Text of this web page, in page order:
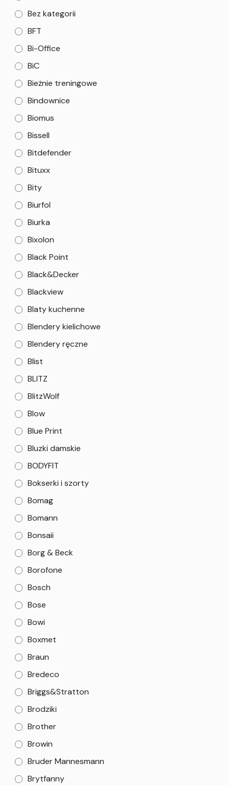
Bez kategorii
BFT
Bi-Office
BiC
Bieżnie treningowe
Bindownice
Biomus
Bissell
Bitdefender
Bituxx
Bity
Biurfol
Biurka
Bixolon
Black Point
Black&Decker
Blackview
Blaty kuchenne
Blendery kielichowe
Blendery ręczne
Blist
BLITZ
BlitzWolf
Blow
Blue Print
Bluzki damskie
BODYFIT
Bokserki i szorty
Bomag
Bomann
Bonsaii
Borg & Beck
Borofone
Bosch
Bose
Bowi
Boxmet
Braun
Bredeco
Briggs&Stratton
Brodziki
Brother
Browin
Bruder Mannesmann
Brytfanny